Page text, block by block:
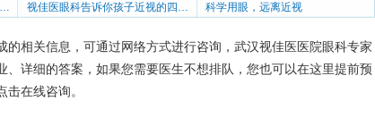
眼科专家称动态光源有利孩子近视防控
视佳医眼科告诉你孩子近视的四个原因 科学用眼，远离近视
的相关信息，可通过网络方式进行咨询，武汉视佳医医院眼科专家
、详细的答案，如果您需要医生不想排队，您也可以在这里提前预
在线咨询。